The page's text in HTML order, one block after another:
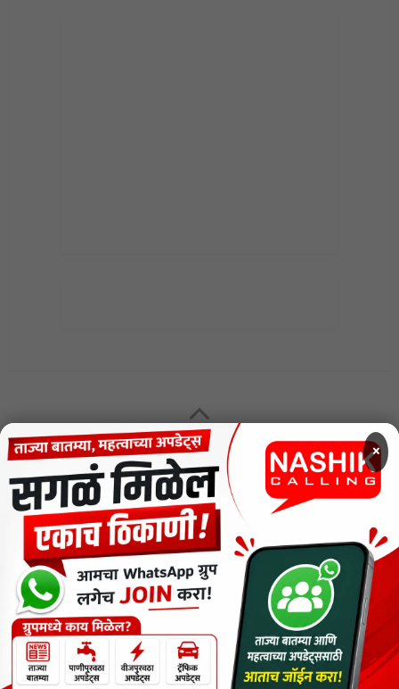
MENU
CODE OF ETHICS FOR DIGITAL NEWS WEBSITES
Contact Us
Privacy Policy
Short News
ThemeNcode PDF Viewer SC [Do not Delete]
वाचकांना विनम्र सूचना
×